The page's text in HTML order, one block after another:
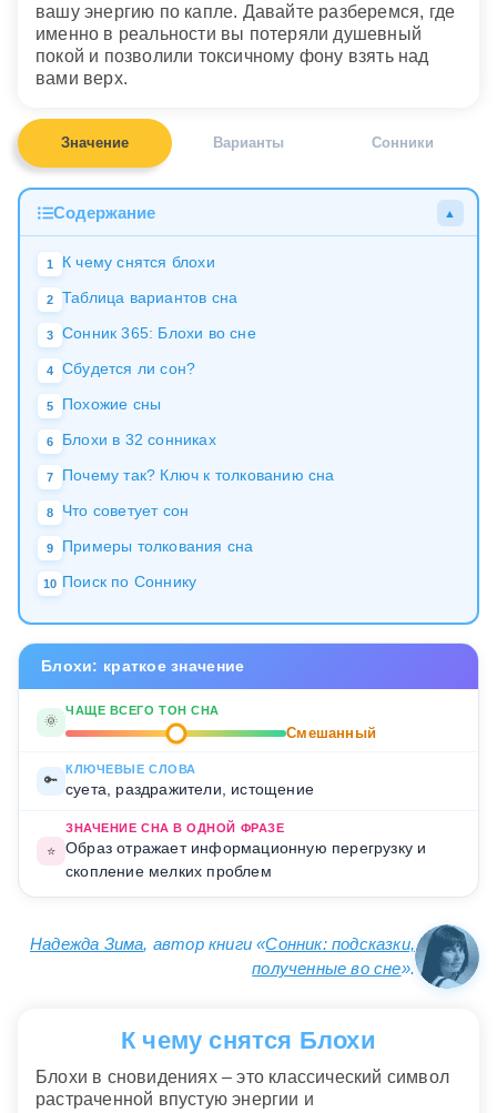
вашу энергию по капле. Давайте разберемся, где
именно в реальности вы потеряли душевный
покой и позволили токсичному фону взять над
вами верх.
Значение Варианты Сонники
Содержание ▲
1 К чему снятся блохи
2 Таблица вариантов сна
3 Сонник 365: Блохи во сне
4 Сбудется ли сон?
5 Похожие сны
6 Блохи в 32 сонниках
7 Почему так? Ключ к толкованию сна
8 Что советует сон
9 Примеры толкования сна
10 Поиск по Соннику
Блохи: краткое значение
🌞
ЧАЩЕ ВСЕГО ТОН СНА
Смешанный
🔑
КЛЮЧЕВЫЕ СЛОВА
суета, раздражители, истощение
⭐
ЗНАЧЕНИЕ СНА В ОДНОЙ ФРАЗЕ
Образ отражает информационную перегрузку и
скопление мелких проблем
Надежда Зима, автор книги «Сонник: подсказки,
полученные во сне».
К чему снятся Блохи
Блохи в сновидениях – это классический символ
растраченной впустую энергии и